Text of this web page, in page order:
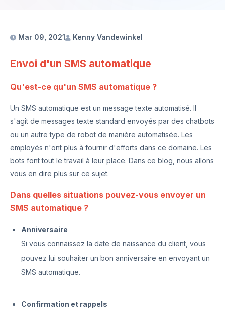
Mar 09, 2021 Kenny Vandewinkel
Envoi d'un SMS automatique
Qu'est-ce qu'un SMS automatique ?
Un SMS automatique est un message texte automatisé. Il
s'agit de messages texte standard envoyés par des chatbots
ou un autre type de robot de manière automatisée. Les
employés n'ont plus à fournir d'efforts dans ce domaine. Les
bots font tout le travail à leur place. Dans ce blog, nous allons
vous en dire plus sur ce sujet.
Dans quelles situations pouvez-vous envoyer un
SMS automatique ?
Anniversaire
Si vous connaissez la date de naissance du client, vous
pouvez lui souhaiter un bon anniversaire en envoyant un
SMS automatique.
Confirmation et rappels